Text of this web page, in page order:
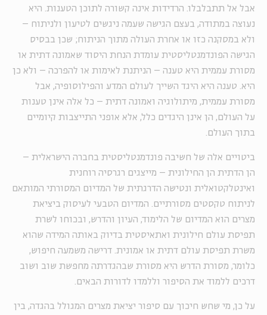
אבל אל תתבלבלו. הרדידות אינה קשורה לתוכן הטענות. היא
נעוצה במתודה, בעצם הגישה שעמה ניגשים לטיעון ולניתוח –
ולא במסקנה כזו או אחרת העולה מתוך הניתוח; שכן בבסיס
הגישה הפונדמנטליסטית עומדת הנחת היסוד שאמונה דתית או
מסורת עממית היא טענה – הניתנת לאימות או להפרכה – ולא כן
היא. טענה היא היגד השייך לעולם המדע והפילוסופיה, אבל
מסורת עממית, מיתולוגיה ואמונה דתית – כל אלה אינן טענות
על העולם, הן אינן היגדים כלל, אלא אופני התייצבות קיומיים
בתוך העולם.
ביטויים אלה של חשיבה פונדמנטליסטית בחברה הישראלית –
הן הדתית הן החילונית – מייצגים רגרסיה רוחנית
ואינטלקטואלית ונטישה הדרגתית של המדיום המסורתי המותאם
לניתוח טקסטים מסורתיים. המדיום הטבעי לעיסוק ביציאת
מצרים הוא המדיום של הלימוד, העיון והדרש, ובכוחו לשרת
תפיסת עולם חילונית ואתאיסטית בדיוק באותה המידה שהוא
משרת תפיסת עולם דתית או אמונית. דרישה משמעה חיפוש,
כלומר, מסורת הדרש היא מסורת שבהגדרתה מחפשת שוב ושוב
דרכים ללמוד את הסיפור וללמדו לדורות הבאים.
על כן, מי שחש חיכוך עם סיפור יציאת מצרים המגולל בהגדה, בין